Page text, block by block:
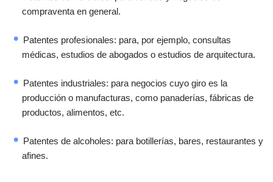
compraventa en general.
Patentes profesionales: para, por ejemplo, consultas
médicas, estudios de abogados o estudios de arquitectura.
Patentes industriales: para negocios cuyo giro es la
producción o manufacturas, como panaderías, fábricas de
productos, alimentos, etc.
Patentes de alcoholes: para botillerías, bares, restaurantes y
afines.